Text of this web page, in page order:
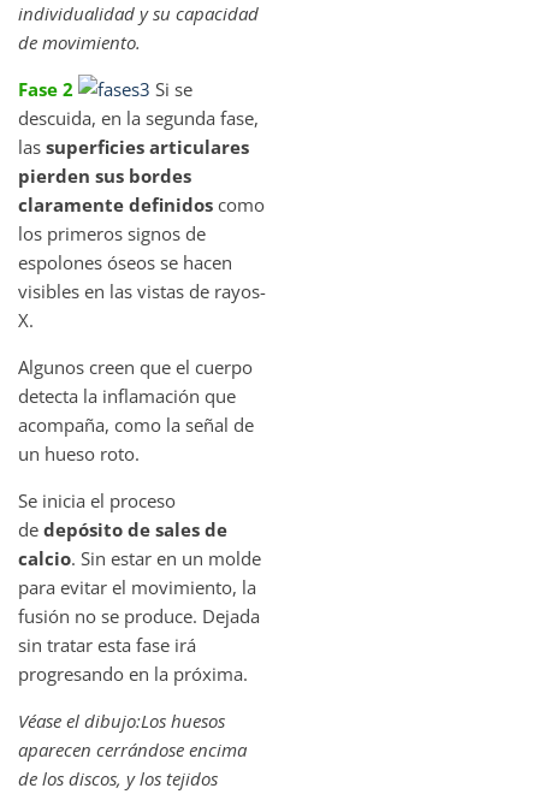
individualidad y su capacidad
de movimiento.
Fase 2
Si se
descuida, en la segunda fase,
las superficies articulares
pierden sus bordes
claramente definidos como
los primeros signos de
espolones óseos se hacen
visibles en las vistas de rayos-
X.
Algunos creen que el cuerpo
detecta la inflamación que
acompaña, como la señal de
un hueso roto.
Se inicia el proceso
de depósito de sales de
calcio. Sin estar en un molde
para evitar el movimiento, la
fusión no se produce. Dejada
sin tratar esta fase irá
progresando en la próxima.
Véase el dibujo:Los huesos
aparecen cerrándose encima
de los discos, y los tejidos